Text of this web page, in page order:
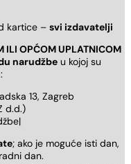
kartice – svi izdavatelji
ILI OPĆOM UPLATNICOM
narudžbe u kojoj su
:
13, Zagreb
d.d.)
; ako je moguće isti dan,
dan.